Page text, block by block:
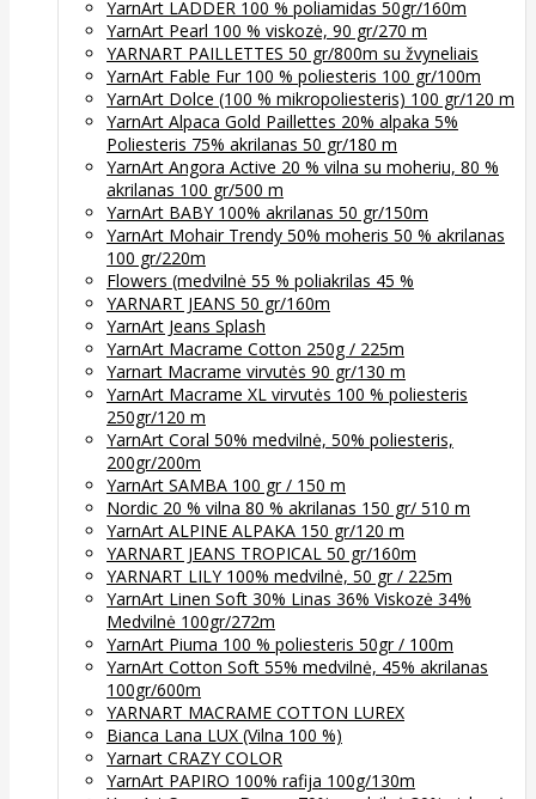
YarnArt LADDER 100 % poliamidas 50gr/160m
YarnArt Pearl 100 % viskozė, 90 gr/270 m
YARNART PAILLETTES 50 gr/800m su žvyneliais
YarnArt Fable Fur 100 % poliesteris 100 gr/100m
YarnArt Dolce (100 % mikropoliesteris) 100 gr/120 m
YarnArt Alpaca Gold Paillettes 20% alpaka 5%
Poliesteris 75% akrilanas 50 gr/180 m
YarnArt Angora Active 20 % vilna su moheriu, 80 %
akrilanas 100 gr/500 m
YarnArt BABY 100% akrilanas 50 gr/150m
YarnArt Mohair Trendy 50% moheris 50 % akrilanas
100 gr/220m
Flowers (medvilnė 55 % poliakrilas 45 %
YARNART JEANS 50 gr/160m
YarnArt Jeans Splash
YarnArt Macrame Cotton 250g / 225m
Yarnart Macrame virvutės 90 gr/130 m
YarnArt Macrame XL virvutės 100 % poliesteris
250gr/120 m
YarnArt Coral 50% medvilnė, 50% poliesteris,
200gr/200m
YarnArt SAMBA 100 gr / 150 m
Nordic 20 % vilna 80 % akrilanas 150 gr/ 510 m
YarnArt ALPINE ALPAKA 150 gr/120 m
YARNART JEANS TROPICAL 50 gr/160m
YARNART LILY 100% medvilnė, 50 gr / 225m
YarnArt Linen Soft 30% Linas 36% Viskozė 34%
Medvilnė 100gr/272m
YarnArt Piuma 100 % poliesteris 50gr / 100m
YarnArt Cotton Soft 55% medvilnė, 45% akrilanas
100gr/600m
YARNART MACRAME COTTON LUREX
Bianca Lana LUX (Vilna 100 %)
Yarnart CRAZY COLOR
YarnArt PAPIRO 100% rafija 100g/130m